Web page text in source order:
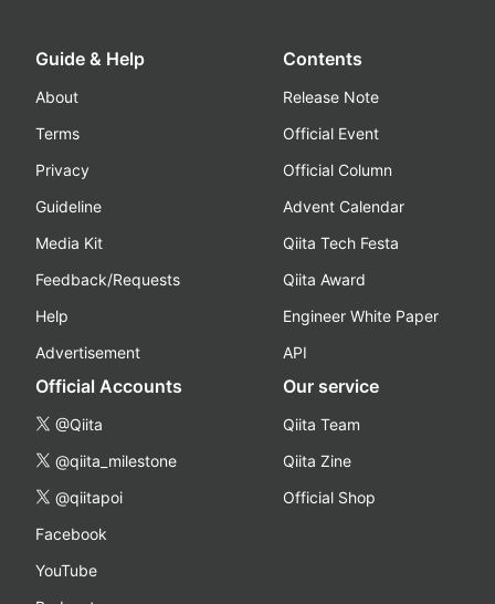
Guide & Help
About
Terms
Privacy
Guideline
Media Kit
Feedback/Requests
Help
Advertisement
Contents
Release Note
Official Event
Official Column
Advent Calendar
Qiita Tech Festa
Qiita Award
Engineer White Paper
API
Official Accounts
@Qiita
@qiita_milestone
@qiitapoi
Facebook
YouTube
Our service
Qiita Team
Qiita Zine
Official Shop